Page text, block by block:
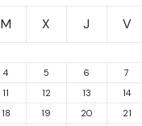
M X J V
4 5 6 7
11 12 13 14
18 19 20 21